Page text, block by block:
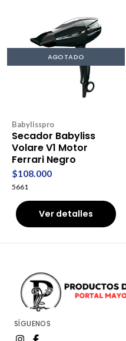
AGOTADO
Babylisspro
Secador Babyliss
Volare V1 Motor
Ferrari Negro
$108.000
5661
Ver detalles
SÍGUENOS